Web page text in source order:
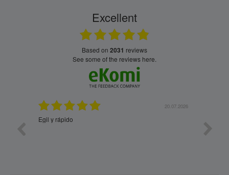
Excellent
based on 2031 reviews
see some of the reviews here.
20.07.2026
Egil y rápido